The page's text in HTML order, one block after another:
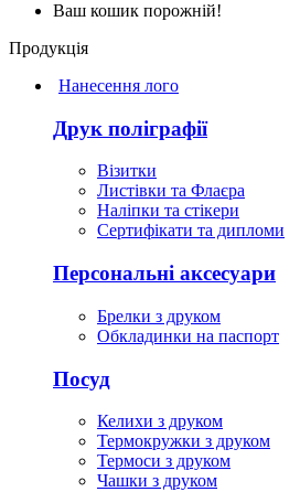
Ваш кошик порожній!
Продукція
Нанесення лого
Друк поліграфії
Візитки
Листівки та Флаєра
Наліпки та стікери
Сертифікати та дипломи
Персональні аксесуари
Брелки з друком
Обкладинки на паспорт
Посуд
Келихи з друком
Термокружки з друком
Термоси з друком
Чашки з друком